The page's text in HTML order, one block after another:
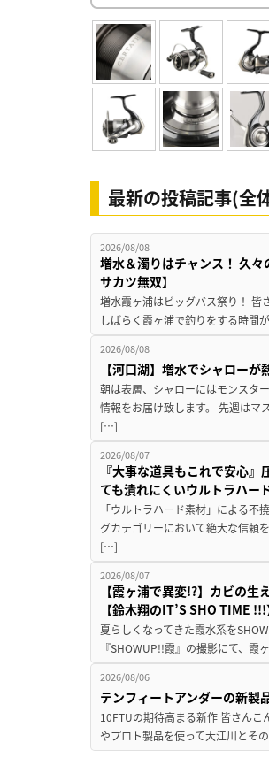
最新の投稿記事(全
2026/08/08
増水＆濁りはチャンス！ 久
サカツ無双】
増水霞ヶ浦はビッグバス祭り！
しばらく霞ヶ浦で釣りをする時
2026/08/08
【河口湖】増水でシャロー
朝は表層、シャローにはモンスタ
情報をお届け致します。 先週はマ
[…]
2026/08/07
『大事な道具もこれで安心
ても潰れにくいウルトラハー
「ウルトラハード素材」による不
グカテゴリーにおいて絶大な信頼
[…]
2026/08/07
【霞ヶ浦で異変!?】カビの
【鈴木翔のIT’S SHO TIME !!!
夏らしくなってきた霞水系を
『SHOWUP!!霞』の撮影にて、
2026/08/06
テンフィートアンダーの新製
10FTUの期待高まる新作 皆さん
やプロト製品を使って大江川とそ